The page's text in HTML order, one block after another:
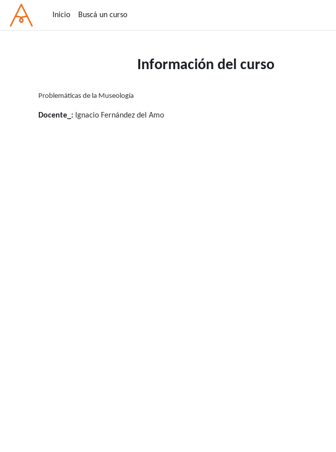
Salta al contenido principal
Inicio Buscá un curso
Información del curso
Problemáticas de la Museología
Docente_: Ignacio Fernández del Amo